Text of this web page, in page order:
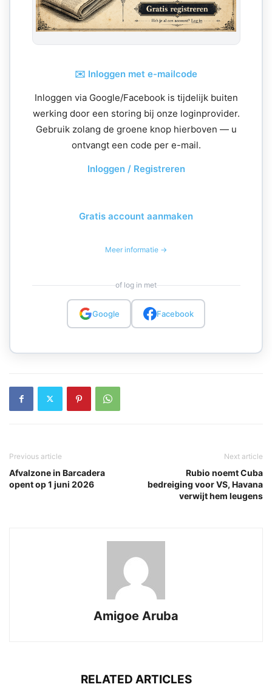
✉️ Inloggen met e-mailcode
Inloggen via Google/Facebook is tijdelijk buiten
werking door een storing bij onze loginprovider.
Gebruik zolang de groene knop hierboven — u
ontvangt een code per e-mail.
Inloggen / Registreren
Gratis account aanmaken
Meer informatie →
of log in met
Google Facebook
Previous article
Afvalzone in Barcadera
opent op 1 juni 2026
Next article
Rubio noemt Cuba
bedreiging voor VS, Havana
verwijt hem leugens
Amigoe Aruba
RELATED ARTICLES